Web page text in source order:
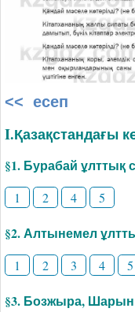
<< есеп
I.Қазақстандағы
§1. Бурабай ұлттық
1 2 4 5
§2. Алтынемел
1 2 3 4 5
§3. Бозжыра,